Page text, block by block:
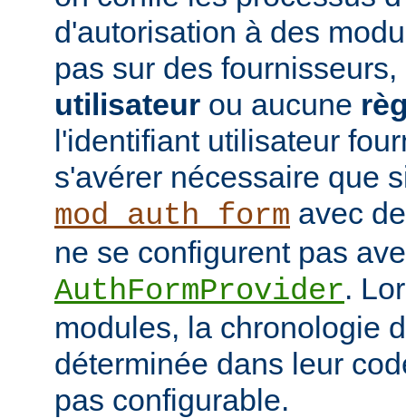
d'autorisation à des
pas sur des
utilisateur ou aucune
l'identifiant utilisateur
s'avérer nécessaire que
mod_auth_form avec
ne se configurent pas
AuthFormProvider.
modules, la chronologie
déterminée dans leur
pas configurable.